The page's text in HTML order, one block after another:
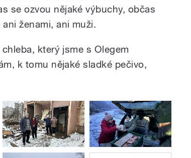
se ozvou nějaké výbuchy, občas
ženami, ani muži.
který jsme s Olegem
k tomu nějaké sladké pečivo,